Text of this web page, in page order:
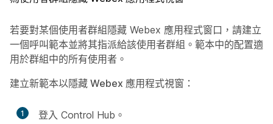
若要對某個使用者群組隱藏 Webex 應用程式窗口，請建立
一個呼叫範本並將其指派給該使用者群組。範本中的配置適
用於群組中的所有使用者。
建立新範本以隱藏 Webex 應用程式視窗：
1 登入 Control Hub。